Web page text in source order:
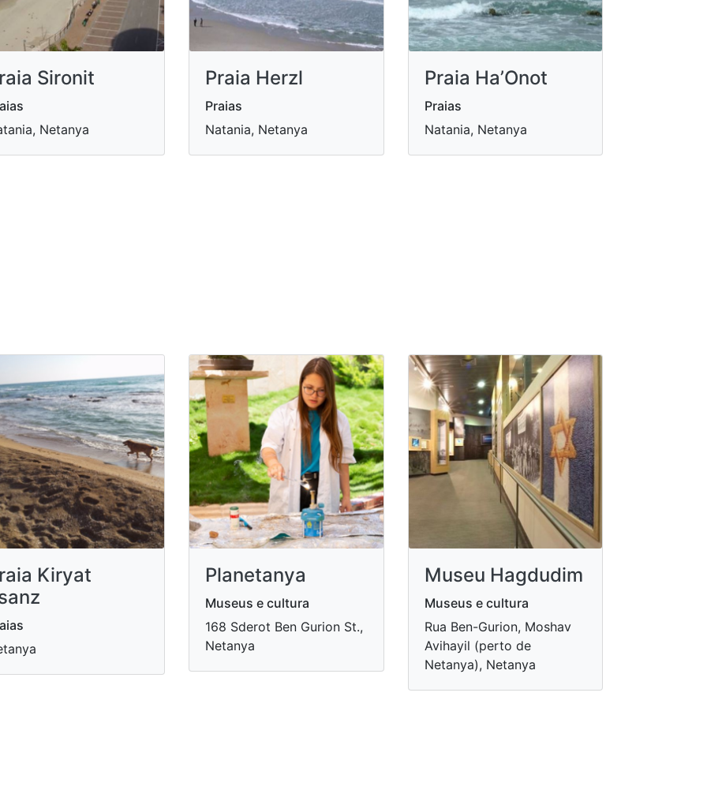
Sironit
Netanya
Praia Herzl
Praias
Natania, Netanya
Praia Ha’Onot
Praias
Natania, Netanya
Kiryat
Planetanya
Museus e cultura
168 Sderot Ben Gurion St.,
Netanya
Museu Hagdudim
Museus e cultura
Rua Ben-Gurion, Moshav
Avihayil (perto de
Netanya), Netanya